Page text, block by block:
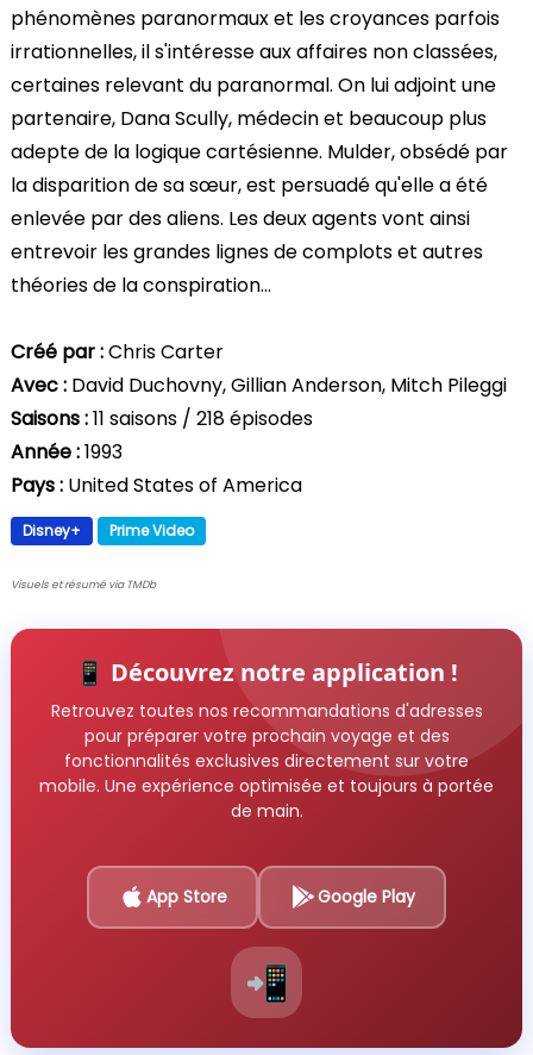
phénomènes paranormaux et les croyances parfois
irrationnelles, il s'intéresse aux affaires non classées,
certaines relevant du paranormal. On lui adjoint une
partenaire, Dana Scully, médecin et beaucoup plus
adepte de la logique cartésienne. Mulder, obsédé par
la disparition de sa sœur, est persuadé qu'elle a été
enlevée par des aliens. Les deux agents vont ainsi
entrevoir les grandes lignes de complots et autres
théories de la conspiration...
Créé par :Chris Carter
Avec : David Duchovny, Gillian Anderson, Mitch Pileggi
Saisons :11 saisons / 218 épisodes
Année :1993
Pays : United States of America
Disney+ Prime Video
Visuels et résumé via TMDb
📱 Découvrez notre application !
Retrouvez toutes nos recommandations d'adresses
pour préparer votre prochain voyage et des
fonctionnalités exclusives directement sur votre
mobile. Une expérience optimisée et toujours à portée
de main.
App Store Google Play
📲